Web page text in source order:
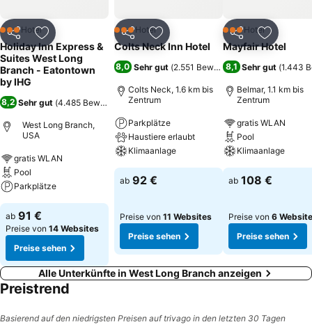
Teilen Zu Favoriten hinzufügen
3 SterneHotel
Holiday Inn Express &
Suites West Long
Branch - Eatontown
by IHG
8,2 Sehr gut (4.485 Bewertungen)
West Long Branch,
USA
gratis WLAN
Pool
Parkplätze
ab 91 €
Preise von 14 Websites
Preise sehen
Teilen Zu Favoriten hinzufügen
3 SterneHotel
Colts Neck Inn Hotel
8,0 Sehr gut (2.551 Bewertungen)
Colts Neck, 1.6 km bis
Zentrum
Parkplätze
Haustiere erlaubt
Klimaanlage
ab 92 €
Preise von 11 Websites
Preise sehen
Teilen Zu
3 SterneHotel
Mayfair Hotel
8,1 Sehr gut (1.443
Belmar, 1.1 km bis
Zentrum
gratis WLAN
Pool
Klimaanlage
ab 108 €
Preise von 6
Preise sehen
Alle Unterkünfte in West Long Branch anzeigen
Preistrend
Basierend auf den niedrigsten Preisen auf trivago in den letzten 30 Tagen